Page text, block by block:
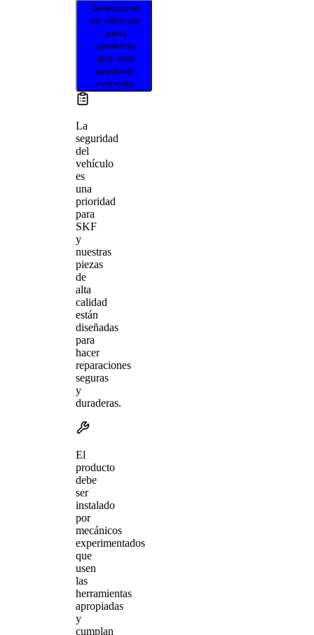
Seleccione
su vehículo
para
confirmar
que este
producto
coincide
La
seguridad
del
vehículo
es
una
prioridad
para
SKF
y
nuestras
piezas
de
alta
calidad
están
diseñadas
para
hacer
reparaciones
seguras
y
duraderas.
El
producto
debe
ser
instalado
por
mecánicos
experimentados
que
usen
las
herramientas
apropiadas
y
cumplan